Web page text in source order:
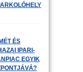
ÉS
IPARI-
EGYIK